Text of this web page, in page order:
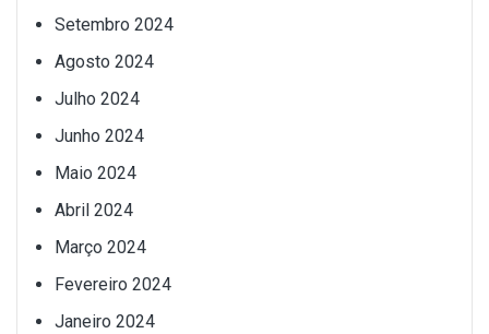
Setembro 2024
Agosto 2024
Julho 2024
Junho 2024
Maio 2024
Abril 2024
Março 2024
Fevereiro 2024
Janeiro 2024